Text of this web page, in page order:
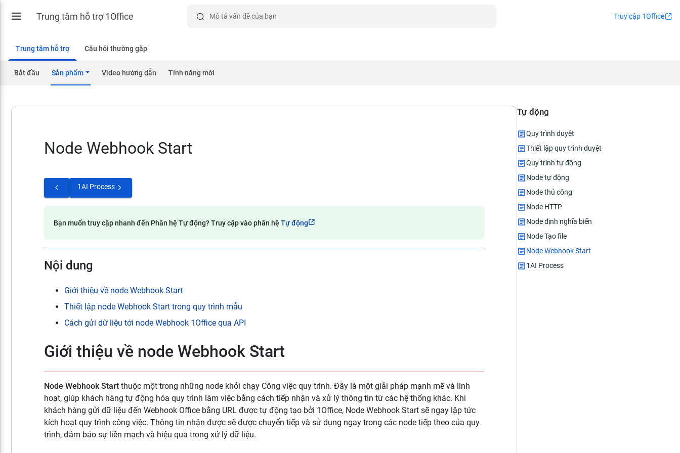
Trung tâm hỗ trợ 1Office Truy cập 1Office
Trung tâm hỗ trợ Câu hỏi thường gặp
Bắt đầu Sản phẩm Video hướng dẫn Tính năng mới
Node Webhook Start
1AI Process
Bạn muốn truy cập nhanh đến Phân hệ Tự động? Truy cập vào phân hệ Tự động
Nội dung
Giới thiệu về node Webhook Start
Thiết lập node Webhook Start trong quy trình mẫu
Cách gửi dữ liệu tới node Webhook 1Office qua API
Giới thiệu về node Webhook Start
Node Webhook Start thuộc một trong những node khởi chạy Công việc quy trình. Đây là một giải pháp mạnh mẽ và linh
hoạt, giúp khách hàng tự động hóa quy trình làm việc bằng cách tiếp nhận và xử lý thông tin từ các hệ thống khác. Khi
khách hàng gửi dữ liệu đến Webhook Office bằng URL được tự động tạo bởi 1Office, Node Webhook Start sẽ ngay lập tức
kích hoạt quy trình công việc. Thông tin nhận được sẽ được chuyển tiếp và sử dụng ngay trong các node tiếp theo của quy
trình, đảm bảo sự liền mạch và hiệu quả trong xử lý dữ liệu.
Tự động
Quy trình duyệt
Thiết lập quy trình duyệt
Quy trình tự động
Node tự động
Node thủ công
Node HTTP
Node định nghĩa biến
Node Tạo file
Node Webhook Start
1AI Process